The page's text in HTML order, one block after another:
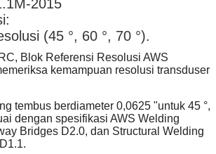
2015
(45 °, 60 °, 70 °).
Blok Referensi Resolusi AWS
kemampuan resolusi transduser
tembus berdiameter 0,0625 "untuk 45 °,
dengan spesifikasi AWS Welding
Bridges D2.0, dan Structural Welding